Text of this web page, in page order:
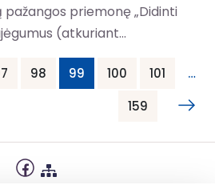
priemonę „Didinti
(atkuriant...
98 99 100 101
…
159